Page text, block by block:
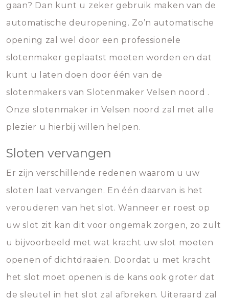
gaan? Dan kunt u zeker gebruik maken van de
automatische deuropening. Zo’n automatische
opening zal wel door een professionele
slotenmaker geplaatst moeten worden en dat
kunt u laten doen door één van de
slotenmakers van Slotenmaker Velsen noord .
Onze slotenmaker in Velsen noord zal met alle
plezier u hierbij willen helpen.
Sloten vervangen
Er zijn verschillende redenen waarom u uw
sloten laat vervangen. En één daarvan is het
verouderen van het slot. Wanneer er roest op
uw slot zit kan dit voor ongemak zorgen, zo zult
u bijvoorbeeld met wat kracht uw slot moeten
openen of dichtdraaien. Doordat u met kracht
het slot moet openen is de kans ook groter dat
de sleutel in het slot zal afbreken. Uiteraard zal